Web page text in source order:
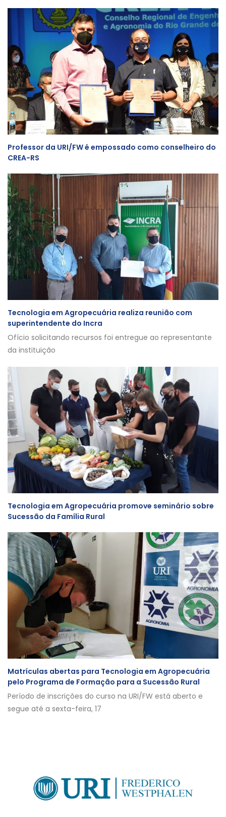
Professor da URI/FW é empossado como conselheiro do
CREA-RS
Tecnologia em Agropecuária realiza reunião com
superintendente do Incra
Ofício solicitando recursos foi entregue ao representante
da instituição
Tecnologia em Agropecuária promove seminário sobre
Sucessão da Família Rural
Matrículas abertas para Tecnologia em Agropecuária
pelo Programa de Formação para a Sucessão Rural
Período de inscrições do curso na URI/FW está aberto e
segue até a sexta-feira, 17